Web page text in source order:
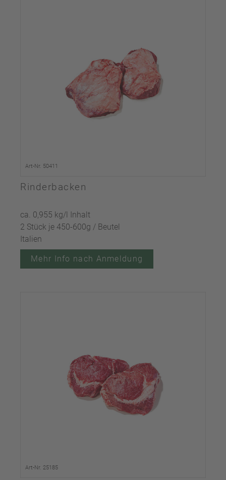
Art-Nr. 50411
Rinderbacken
ca. 0,955 kg/l Inhalt
2 Stück je 450-600g / Beutel
Italien
Mehr Info nach Anmeldung
Art-Nr. 25185